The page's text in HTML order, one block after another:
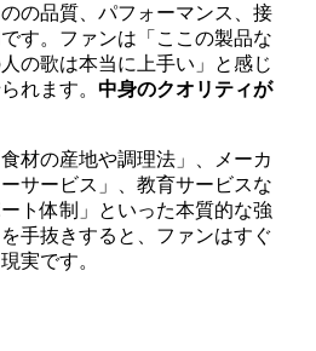
の品質、パフォーマンス、接
す。ファンは「ここの製品な
の歌は本当に上手い」と感じ
れます。 中身のクオリティが
材の産地や調理法」、メーカ
サービス」、教育サービスな
ト体制」といった本質的な強
手抜きすると、ファンはすぐ
実です。